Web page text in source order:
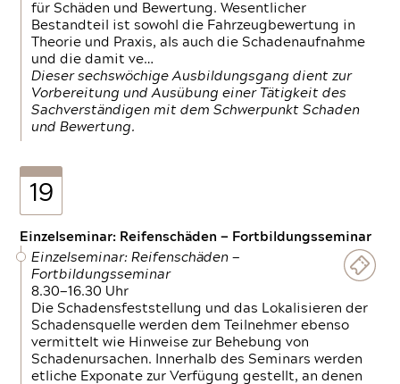
für Schäden und Bewertung. Wesentlicher
Bestandteil ist sowohl die Fahrzeugbewertung in
Theorie und Praxis, als auch die Schadenaufnahme
und die damit ve…
Dieser sechswöchige Ausbildungsgang dient zur
Vorbereitung und Ausübung einer Tätigkeit des
Sachverständigen mit dem Schwerpunkt Schaden
und Bewertung.
19
Einzelseminar: Reifenschäden — Fortbildungsseminar
Einzelseminar: Reifenschäden —
Fortbildungsseminar
8.30—16.30 Uhr
Die Schadensfeststellung und das Lokalisieren der
Schadensquelle werden dem Teilnehmer ebenso
vermittelt wie Hinweise zur Behebung von
Schadenursachen. Innerhalb des Seminars werden
etliche Exponate zur Verfügung gestellt, an denen